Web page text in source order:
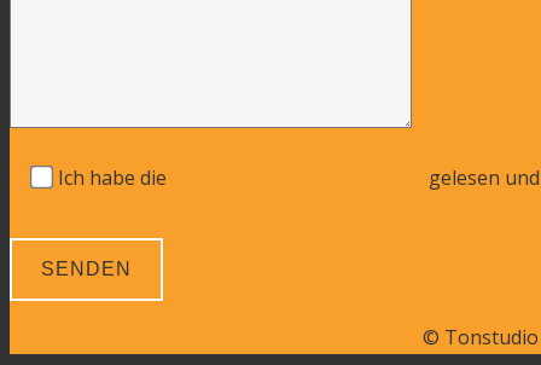
Ich habe die gelesen
©